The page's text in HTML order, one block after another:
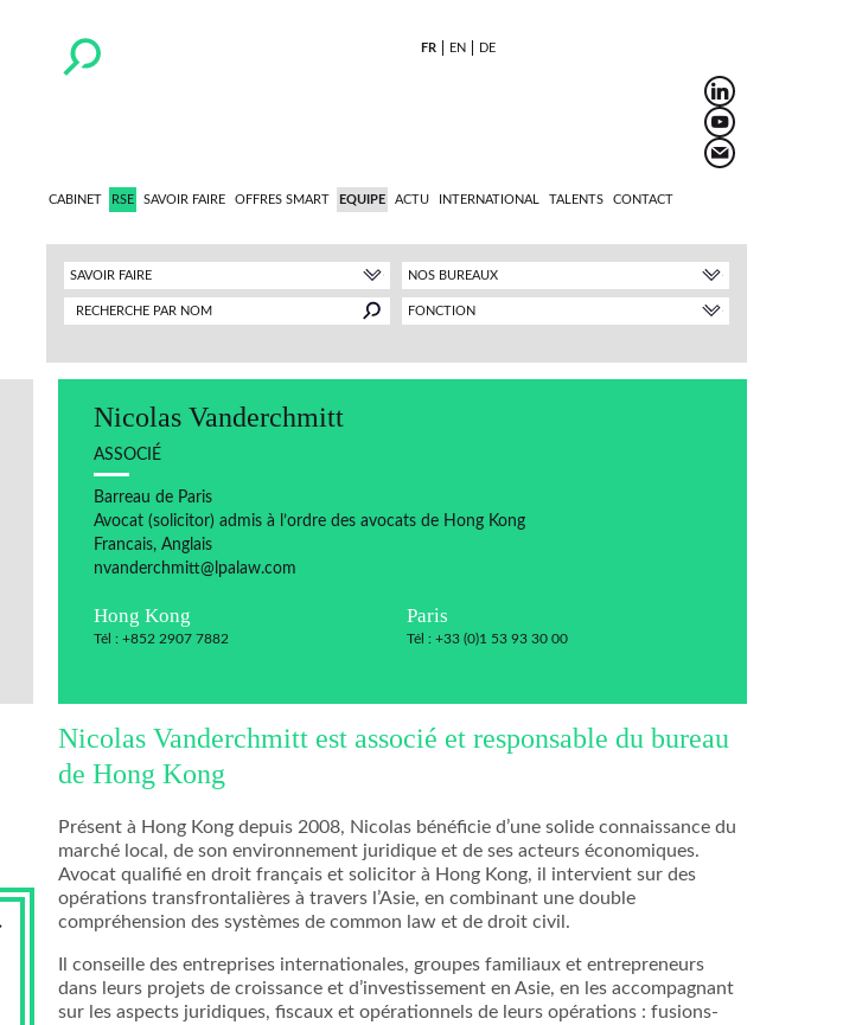
FR EN DE
CABINET RSE SAVOIR FAIRE OFFRES SMART EQUIPE ACTU INTERNATIONAL TALENTS CONTACT
SAVOIR FAIRE NOS BUREAUX
FONCTION
Nicolas Vanderchmitt
ASSOCIÉ
Barreau de Paris
Avocat (solicitor) admis à l’ordre des avocats de Hong Kong
Francais, Anglais
nvanderchmitt@lpalaw.com
Hong Kong
Tél : +852 2907 7882
Paris
Tél : +33 (0)1 53 93 30 00
Nicolas Vanderchmitt est associé et responsable du bureau
de Hong Kong
Présent à Hong Kong depuis 2008, Nicolas bénéficie d’une solide connaissance du
marché local, de son environnement juridique et de ses acteurs économiques.
Avocat qualifié en droit français et solicitor à Hong Kong, il intervient sur des
opérations transfrontalières à travers l’Asie, en combinant une double
compréhension des systèmes de common law et de droit civil.
Il conseille des entreprises internationales, groupes familiaux et entrepreneurs
dans leurs projets de croissance et d’investissement en Asie, en les accompagnant
sur les aspects juridiques, fiscaux et opérationnels de leurs opérations : fusions-